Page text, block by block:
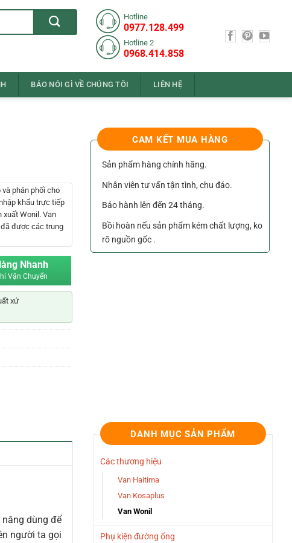
Hotline
0977.128.499
Hotline 2
0968.414.858
BÁO NÓI GÌ VỀ CHÚNG TÔI LIÊN HỆ
phân phối cho
khẩu trực tiếp
xuất Wonil. Van
được các trung
Nhanh
Vận Chuyển
xứ
CAM KẾT MUA HÀNG
Sản phẩm hàng chính hãng.
Nhân viên tư vấn tận tình, chu đáo.
Bảo hành lên đến 24 tháng.
Bồi hoàn nếu sản phẩm kém chất lượng, ko
rõ nguồn gốc .
dùng để
người ta gọi
DANH MỤC SẢN PHẨM
Các thương hiệu
Van Haitima
Van Kosaplus
Van Wonil
Phụ kiện đường ống